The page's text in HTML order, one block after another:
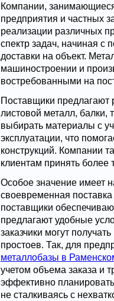
Компании,
предприятия и частных
реализации различных
спектр задач, начиная с
доставки на объект.
машиностроении и
востребованными на
Поставщики предлагают
листовой металл, балки,
выбирать материалы с
эксплуатации, что
конструкций. Компании
клиентам принять
Особое значение имеет
своевременная
поставщики
предлагают удобные
заказчики могут
простоев. Так, для
металлобазы в
учетом объема заказа и
эффективно
не сталкиваясь с